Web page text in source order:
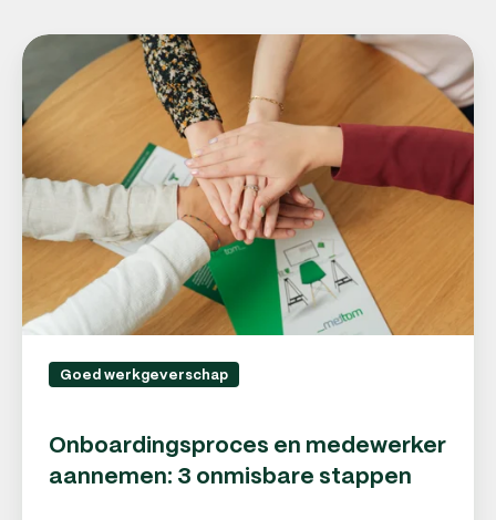
Onboardingsproces
medewerker
aannemen:
3
onmisbare
stappen
Goed werkgeverschap
Onboardingsproces en medewerker
aannemen: 3 onmisbare stappen